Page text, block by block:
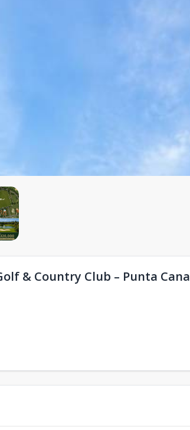
& Country Club – Punta Cana